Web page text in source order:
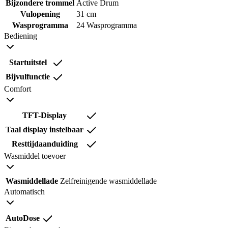
Bijzondere trommel Active Drum
Vulopening
31 cm
Wasprogramma
24 Wasprogramma
Bediening
Startuitstel
Bijvulfunctie
Comfort
TFT-Display
Taal display instelbaar
Resttijdaanduiding
Wasmiddel toevoer
Wasmiddellade Zelfreinigende wasmiddellade
Automatisch
AutoDose